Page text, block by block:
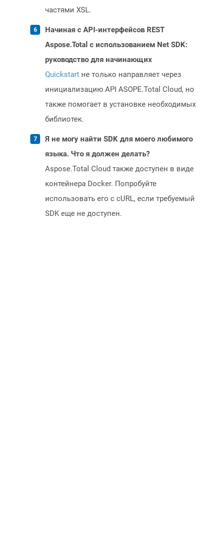
частями XSL.
Начиная с API-интерфейсов REST
Aspose.Total с использованием Net SDK:
руководство для начинающих
Quickstart не только направляет через
инициализацию API ASOPE.Total Cloud, но
также помогает в установке необходимых
библиотек.
Я не могу найти SDK для моего любимого
языка. Что я должен делать?
Aspose.Total Cloud также доступен в виде
контейнера Docker. Попробуйте
использовать его с cURL, если требуемый
SDK еще не доступен.